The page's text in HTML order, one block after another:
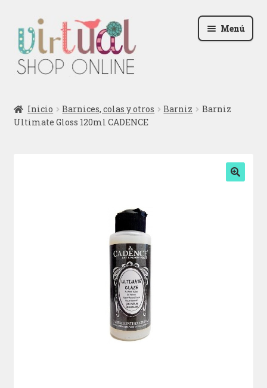
la
navegación
al
contenido
Menú
Podcast
Inicio Barnices, colas y otros Barniz
Barniz
Ultimate Gloss 120ml CADENCE